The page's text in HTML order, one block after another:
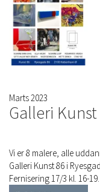
Marts 2023
Galleri
Vi er 8 malere, alle
Galleri Kunst 86 i
Fernisering 17/3 kl. 16-